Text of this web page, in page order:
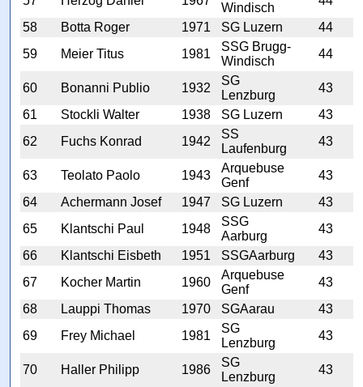
Windisch
58
Botta Roger 1971 SG Luzern
44
59
Meier Titus 1981
SSG Brugg-
Windisch
44
60 Bonanni Publio 1932
SG
Lenzburg
43
61
Stockli Walter 1938 SG Luzern
43
62
Fuchs Konrad 1942
SS
Laufenburg
43
63 Teolato Paolo 1943
Arquebuse
Genf
43
64
Achermann Josef 1947 SG Luzern
43
65
Klantschi Paul 1948
SSG
Aarburg
43
66
Klantschi Eisbeth 1951 SSGAarburg
43
67
Kocher Martin 1960
Arquebuse
Genf
43
68
Lauppi Thomas 1970 SGAarau
43
69
Frey Michael 1981
SG
Lenzburg
43
70 Haller Philipp 1986
SG
Lenzburg
43